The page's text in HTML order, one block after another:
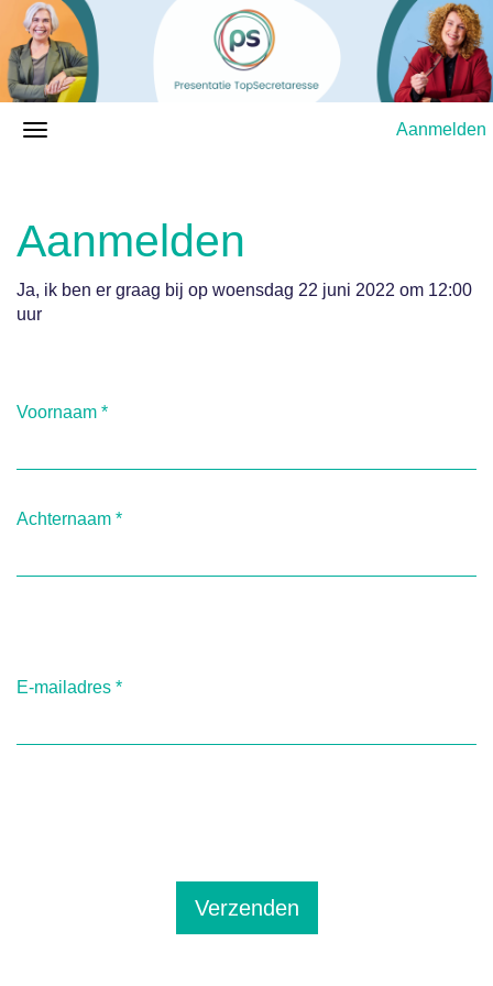
Aanmelden
Aanmelden
Ja, ik ben er graag bij op woensdag 22 juni 2022 om 12:00
uur
Voornaam *
Achternaam *
E-mailadres *
Verzenden